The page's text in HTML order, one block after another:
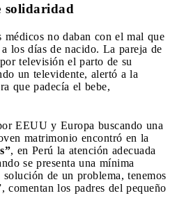
solidaridad
no daban con el mal que
los días de nacido. La pareja de
televisión el parto de su
un televidente, alertó a la
que padecía el bebe,
EEUU y Europa buscando una
matrimonio encontró en la
, en Perú la atención adecuada
se presenta una mínima
de un problema, tenemos
comentan los padres del pequeño